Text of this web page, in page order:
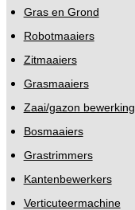
Gras en Grond
Robotmaaiers
Zitmaaiers
Grasmaaiers
Zaai/gazon bewerking
Bosmaaiers
Grastrimmers
Kantenbewerkers
Verticuteermachine